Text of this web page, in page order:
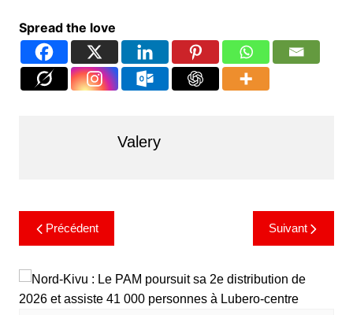
Spread the love
Valery
Précédent Suivant